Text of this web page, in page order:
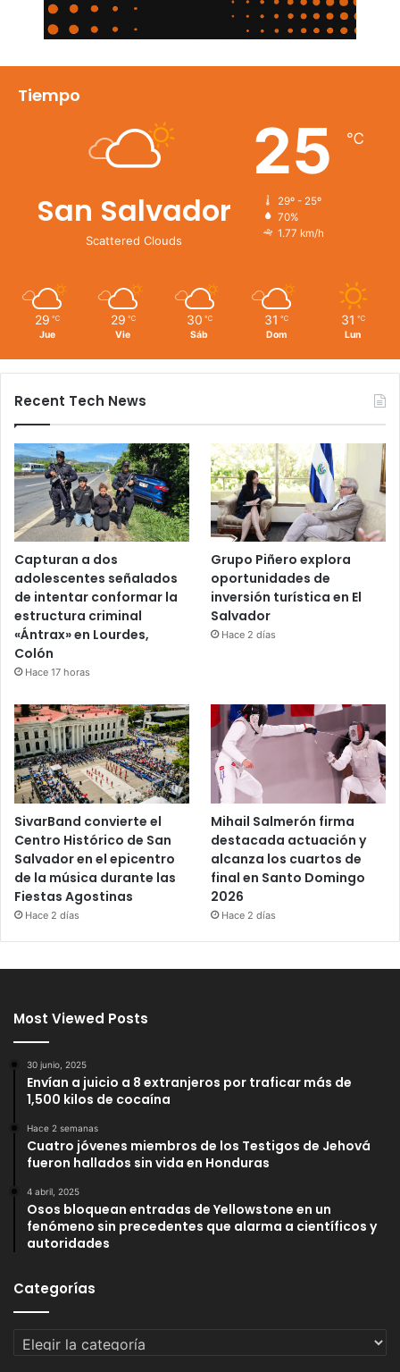
Tiempo
San Salvador
Scattered Clouds
25 ℃
29º - 25º
70%
1.77 km/h
29 ℃
Jue
29 ℃
Vie
30 ℃
Sáb
31 ℃
Dom
31 ℃
Lun
Recent Tech News
Capturan a dos
adolescentes señalados
de intentar conformar la
estructura criminal
«Ántrax» en Lourdes,
Colón
Hace 17 horas
Grupo Piñero explora
oportunidades de
inversión turística en El
Salvador
Hace 2 días
SivarBand convierte el
Centro Histórico de San
Salvador en el epicentro
de la música durante las
Fiestas Agostinas
Hace 2 días
Mihail Salmerón firma
destacada actuación y
alcanza los cuartos de
final en Santo Domingo
2026
Hace 2 días
Most Viewed Posts
30 junio, 2025
Envían a juicio a 8 extranjeros por traficar más de
1,500 kilos de cocaína
Hace 2 semanas
Cuatro jóvenes miembros de los Testigos de Jehová
fueron hallados sin vida en Honduras
4 abril, 2025
Osos bloquean entradas de Yellowstone en un
fenómeno sin precedentes que alarma a científicos y
autoridades
Categorías
Categorías